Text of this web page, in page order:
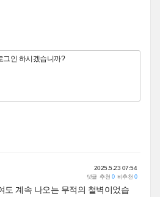
2025.5.23 07:54
댓글 추천 0 비추천 0
도 계속 나오는 무적의 철벽이었습